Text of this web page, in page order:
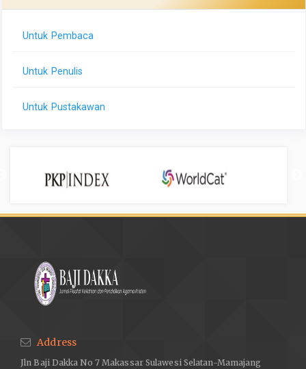
Untuk Pembaca
Untuk Penulis
Untuk Pustakawan
Address
Jln Baji Dakka No 7 Makassar Sulawesi Selatan-Mamajang